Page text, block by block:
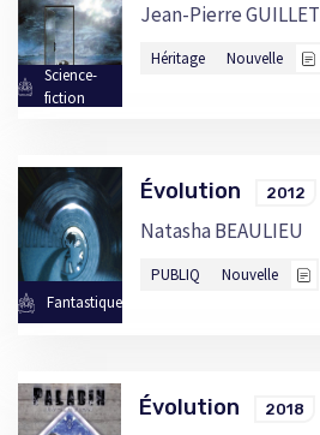
Science-
fiction
Jean-Pierre GUILLET
Héritage Nouvelle
Fantastique
Évolution 2012
Natasha BEAULIEU
PUBLIQ Nouvelle
Évolution 2018